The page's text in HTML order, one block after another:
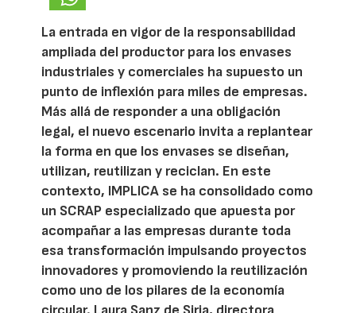
La entrada en vigor de la responsabilidad
ampliada del productor para los envases
industriales y comerciales ha supuesto un
punto de inflexión para miles de empresas.
Más allá de responder a una obligación
legal, el nuevo escenario invita a replantear
la forma en que los envases se diseñan,
utilizan, reutilizan y reciclan. En este
contexto, IMPLICA se ha consolidado como
un SCRAP especializado que apuesta por
acompañar a las empresas durante toda
esa transformación impulsando proyectos
innovadores y promoviendo la reutilización
como uno de los pilares de la economía